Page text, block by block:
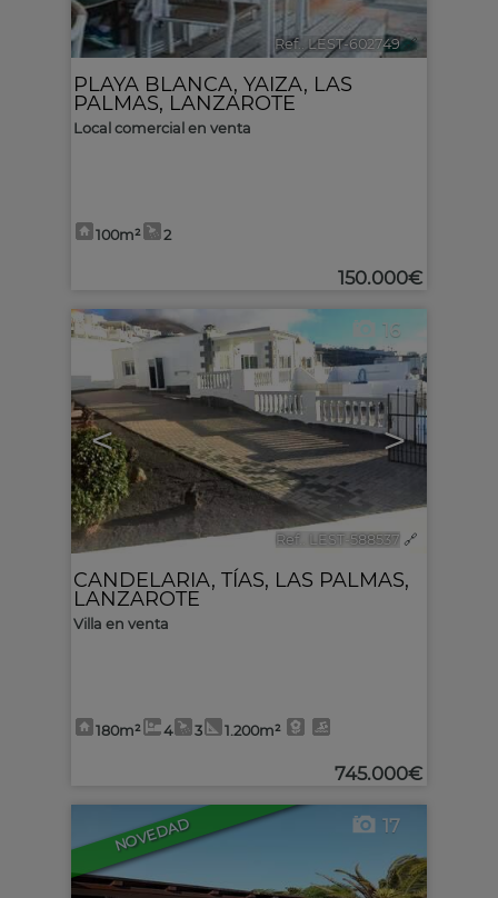
Ref.. LEST-602749 🔗
PLAYA BLANCA, YAIZA, LAS
PALMAS, LANZAROTE
Local comercial en venta
100m² 2
150.000€
< >
16
Ref.. LEST-588537 🔗
CANDELARIA, TÍAS, LAS PALMAS,
LANZAROTE
Villa en venta
180m² 4 3 1.200m²
745.000€
NOVEDAD 17